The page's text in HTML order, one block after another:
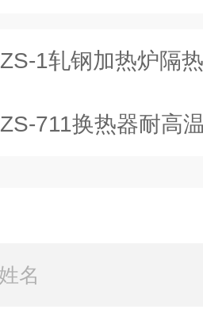
ZS-1轧钢加热炉隔
ZS-711换热器耐高温腐